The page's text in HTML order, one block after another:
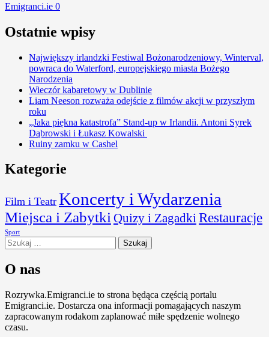
Emigranci.ie 0
Ostatnie wpisy
Największy irlandzki Festiwal Bożonarodzeniowy, Winterval,
powraca do Waterford, europejskiego miasta Bożego
Narodzenia
Wieczór kabaretowy w Dublinie
Liam Neeson rozważa odejście z filmów akcji w przyszłym
roku
„Jaka piękna katastrofa” Stand-up w Irlandii. Antoni Syrek
Dąbrowski i Łukasz Kowalski
Ruiny zamku w Cashel
Kategorie
Film i Teatr Koncerty i Wydarzenia
Miejsca i Zabytki Quizy i Zagadki Restauracje
Sport
Szukaj:
O nas
Rozrywka.Emigranci.ie to strona będąca częścią portalu
Emigranci.ie. Dostarcza ona informacji pomagających naszym
zapracowanym rodakom zaplanować miłe spędzenie wolnego
czasu.